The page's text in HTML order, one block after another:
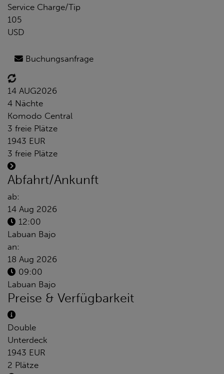
Service Charge/Tip
105
USD
Buchungsanfrage
14 AUG2026
4 Nächte
Komodo Central
3 freie Plätze
1943 EUR
3 freie Plätze
Abfahrt/Ankunft
ab:
14 Aug 2026
12:00
Labuan Bajo
an:
18 Aug 2026
09:00
Labuan Bajo
Preise & Verfügbarkeit
Double
Unterdeck
1943 EUR
2 Plätze